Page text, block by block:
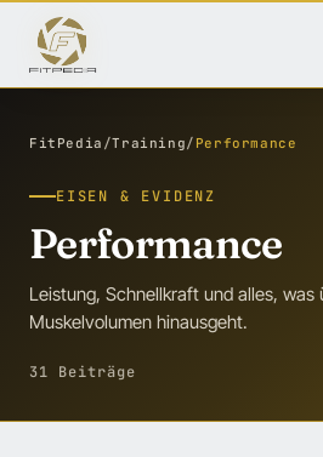
FitPedia /Training/ Performance
EISEN & EVIDENZ
Performance
Leistung, Schnellkraft und alles, was
Muskelvolumen hinausgeht.
31 Beiträge